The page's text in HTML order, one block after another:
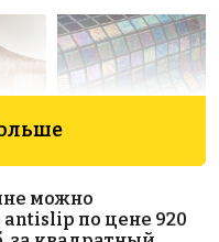
Vesubio
313x495
можно
antislip по цене 920